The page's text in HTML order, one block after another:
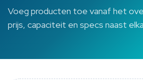
Voeg producten toe vanaf het
prijs, capaciteit en specs naast